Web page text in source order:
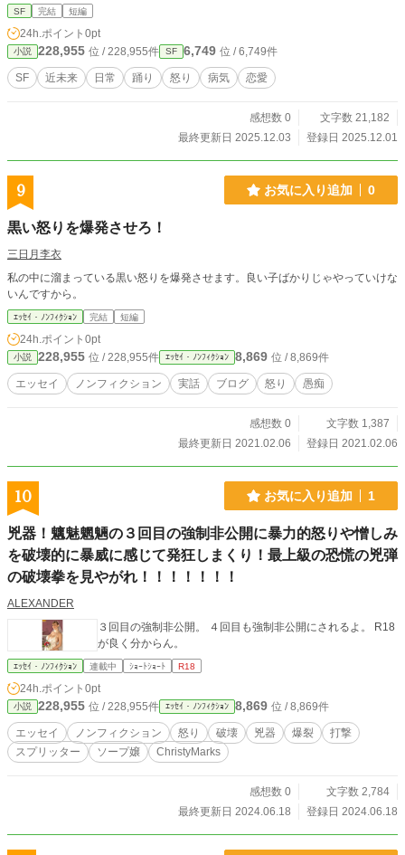
であり、脳と感情の研究を行っていた。 話を聞いて、今の世界がおかしな方向
へと向かっていることを、彼も危惧していた。 生活の安定。 人間にとって、目
立つ脅威がいなくなり、それが対人のための抑止を無くさせている。 どうやっ
てでも生活ができる。 多少文句を言っても聞いてくれる。 俺は悪くない。 そん
な感情はドンドンとエスカレートをしていく。 それが、人類全体へと広がって
いる今の世界。 そして彼等は、何とかしようと、あるウィルスを開発をする。
の団体や個人とは関係がありません。 また暴力、過度の飲酒、喫煙などを推奨
SF 完結 短編
24h.ポイント 0pt
小説 228,955 位 / 228,955件 SF 6,749 位 / 6,749件
SF 近未来 日常 踊り 怒り 病気 恋愛
感想数 0
文字数 21,182
最終更新日 2025.12.03
登録日 2025.12.01
9 お気に入り追加 0
黒い怒りを爆発させろ！
三日月李衣
私の中に溜まっている黒い怒りを爆発させます。良い子ばかりじゃやっていけな
いんですから。
ｴｯｾｲ・ﾉﾝﾌｨｸｼｮﾝ 完結 短編
24h.ポイント 0pt
小説 228,955 位 / 228,955件 ｴｯｾｲ・ﾉﾝﾌｨｸｼｮﾝ 8,869 位 / 8,869件
エッセイ ノンフィクション 実話 ブログ 怒り 愚痴
感想数 0
文字数 1,387
最終更新日 2021.02.06
登録日 2021.02.06
10 お気に入り追加 1
兇器！魑魅魍魎の３回目の強制非公開に暴力的怒りや憎しみ
を破壊的に暴威に感じて発狂しまくり！最上級の恐慌の兇弾
の破壊拳を見やがれ！！！！！！！
ALEXANDER
３回目の強制非公開。 ４回目も強制非公開にされるよ。 R18
が良く分からん。
ｴｯｾｲ・ﾉﾝﾌｨｸｼｮﾝ 連載中 ｼｮｰﾄｼｮｰﾄ R18
24h.ポイント 0pt
小説 228,955 位 / 228,955件 ｴｯｾｲ・ﾉﾝﾌｨｸｼｮﾝ 8,869 位 / 8,869件
エッセイ ノンフィクション 怒り 破壊 兇器 爆裂
打撃
スプリッター
ソープ嬢 ChristyMarks
感想数 0
文字数 2,784
最終更新日 2024.06.18
登録日 2024.06.18